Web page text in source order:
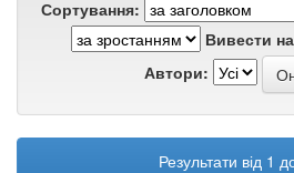
Сортування:
Вивести
Автори:
Результати від 1